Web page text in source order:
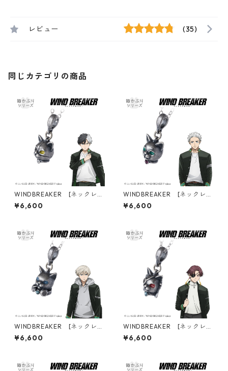
レビュー (35)
同じカテゴリの商品
WINDBREAKER [ネックレ
ス] 01桜遥
¥6,600
WINDBREAKER [ネックレ
ス] 02梅宮一
¥6,600
WINDBREAKER [ネックレ
ス] 03梶蓮
¥6,600
WINDBREAKER [ネックレ
ス] 05蘇枋隼飛
¥6,600